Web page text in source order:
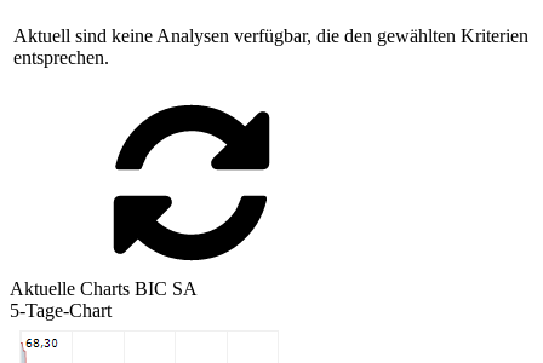
Aktuell sind keine Analysen verfügbar, die den gewählten Kriterien
entsprechen.
Aktuelle Charts BIC SA
5-Tage-Chart